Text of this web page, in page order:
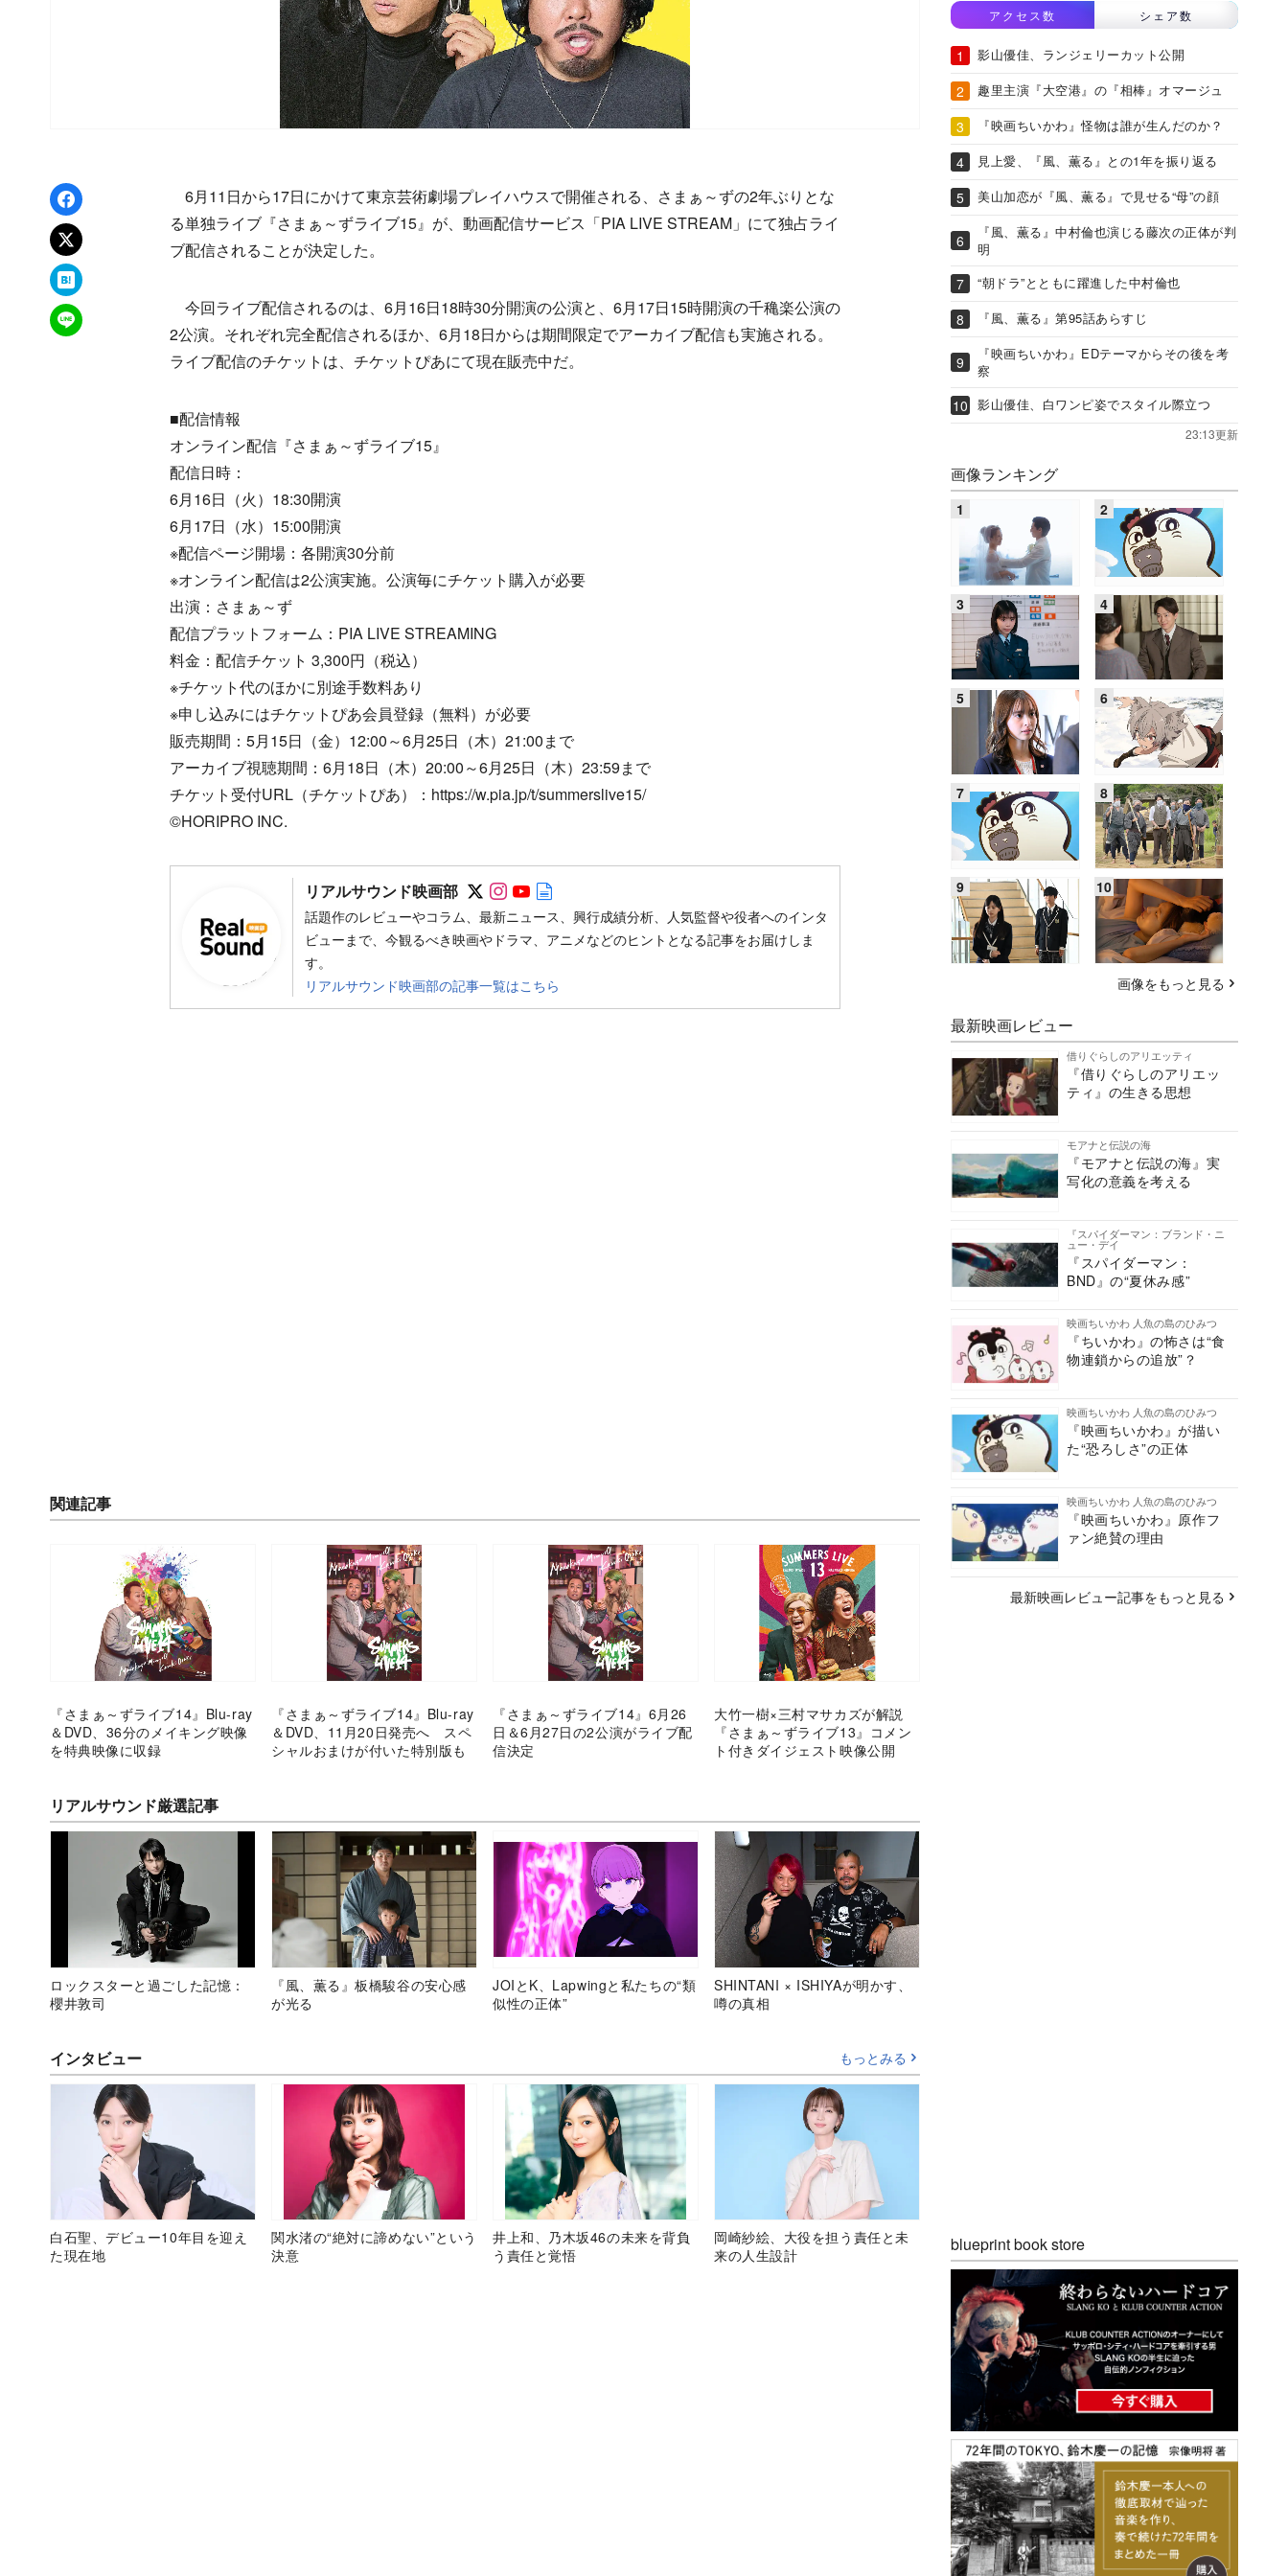
Facebookでシェア
xでポスト
はてなブックマーク
LINEで送る
6月11日から17日にかけて東京芸術劇場プレイハウスで開催される、さまぁ～ずの2年ぶりとな
る単独ライブ『さまぁ～ずライブ15』が、動画配信サービス「PIA LIVE STREAM」にて独占ライ
ブ配信されることが決定した。
今回ライブ配信されるのは、6月16日18時30分開演の公演と、6月17日15時開演の千穐楽公演の
2公演。それぞれ完全配信されるほか、6月18日からは期間限定でアーカイブ配信も実施される。
ライブ配信のチケットは、チケットぴあにて現在販売中だ。
■配信情報
オンライン配信『さまぁ～ずライブ15』
配信日時：
6月16日（火）18:30開演
6月17日（水）15:00開演
※配信ページ開場：各開演30分前
※オンライン配信は2公演実施。公演毎にチケット購入が必要
出演：さまぁ～ず
配信プラットフォーム：PIA LIVE STREAMING
料金：配信チケット 3,300円（税込）
※チケット代のほかに別途手数料あり
※申し込みにはチケットぴあ会員登録（無料）が必要
販売期間：5月15日（金）12:00～6月25日（木）21:00まで
アーカイブ視聴期間：6月18日（木）20:00～6月25日（木）23:59まで
チケット受付URL（チケットぴあ）：https://w.pia.jp/t/summerslive15/
©HORIPRO INC.
リアルサウンド映画部 Follow on SNS
Follow on SNS
Follow on SNS
話題作のレビューやコラム、最新ニュース、興行成績分析、人気監督や役者へのインタ
ビューまで、今観るべき映画やドラマ、アニメなどのヒントとなる記事をお届けしま
す。
リアルサウンド映画部の記事一覧はこちら
関連記事
『さまぁ～ずライブ14』Blu-ray
＆DVD、36分のメイキング映像
を特典映像に収録
『さまぁ～ずライブ14』Blu-ray
＆DVD、11月20日発売へ スペ
シャルおまけが付いた特別版も
『さまぁ～ずライブ14』6月26
日＆6月27日の2公演がライブ配
信決定
大竹一樹×三村マサカズが解説
『さまぁ～ずライブ13』コメン
ト付きダイジェスト映像公開
リアルサウンド厳選記事
ロックスターと過ごした記憶：
櫻井敦司
『風、薫る』板橋駿谷の安心感
が光る
JOIとK、Lapwingと私たちの“類
似性の正体”
SHINTANI × ISHIYAが明かす、
噂の真相
インタビュー もっとみる
白石聖、デビュー10年目を迎え
た現在地
関水渚の“絶対に諦めない”という
決意
井上和、乃木坂46の未来を背負
う責任と覚悟
岡崎紗絵、大役を担う責任と未
来の人生設計
アクセス数 シェア数
影山優佳、ランジェリーカット公開
趣里主演『大空港』の『相棒』オマージュ
『映画ちいかわ』怪物は誰が生んだのか？
見上愛、『風、薫る』との1年を振り返る
美山加恋が『風、薫る』で見せる“母”の顔
『風、薫る』中村倫也演じる藤次の正体が判
明
“朝ドラ”とともに躍進した中村倫也
『風、薫る』第95話あらすじ
『映画ちいかわ』EDテーマからその後を考
察
影山優佳、白ワンピ姿でスタイル際立つ
23:13更新
画像ランキング
画像をもっと見る
最新映画レビュー
借りぐらしのアリエッティ
『借りぐらしのアリエッ
ティ』の生きる思想
モアナと伝説の海
『モアナと伝説の海』実
写化の意義を考える
『スパイダーマン：ブランド・ニ
ュー・デイ
『スパイダーマン：
BND』の“夏休み感”
映画ちいかわ 人魚の島のひみつ
『ちいかわ』の怖さは“食
物連鎖からの追放”？
映画ちいかわ 人魚の島のひみつ
『映画ちいかわ』が描い
た“恐ろしさ”の正体
映画ちいかわ 人魚の島のひみつ
『映画ちいかわ』原作フ
ァン絶賛の理由
最新映画レビュー記事をもっと見る
blueprint book store